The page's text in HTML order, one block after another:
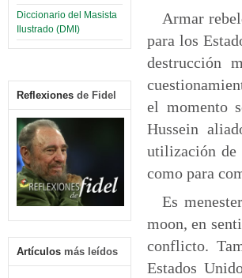
Diccionario del Masista
Ilustrado (DMI)
Reflexiones de Fidel
Artículos más leídos
Armar
para los
destrucción
el momento
Hussein
utilización de
como para
Es
moon, en
conflicto.
Estados